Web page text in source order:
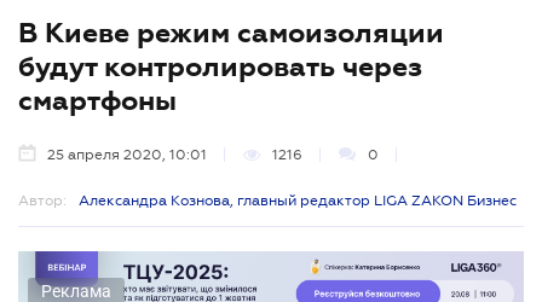
В Киеве режим самоизоляции
будут контролировать через
смартфоны
25 апреля 2020, 10:01 1216 0
Автор: Александра Кознова, главный редактор LIGA ZAKON Бизнес
Реклама